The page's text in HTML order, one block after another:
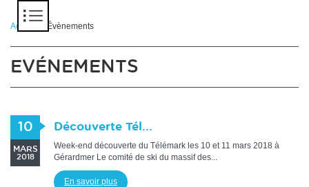
Accueil > Évènements
EVÉNEMENTS
10
MARS
2018
Découverte Tél...
Week-end découverte du Télémark les 10 et 11 mars 2018 à
Gérardmer Le comité de ski du massif des...
En savoir plus